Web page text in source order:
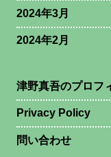
2024年3月
2024年2月
津野真吾のプロフ
Privacy Policy
問い合わせ